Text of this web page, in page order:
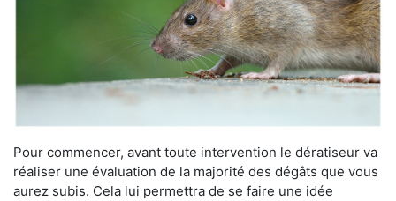
Pour commencer, avant toute intervention le dératiseur va
réaliser une évaluation de la majorité des dégâts que vous
aurez subis. Cela lui permettra de se faire une idée